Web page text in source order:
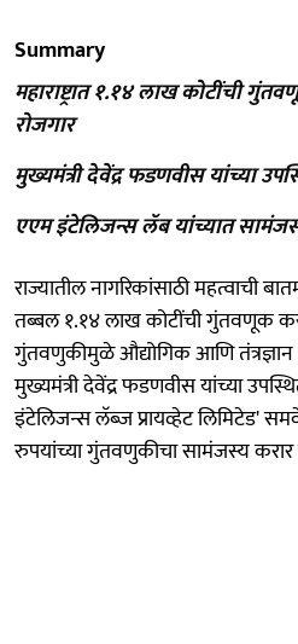
Summary
महाराष्ट्रात १.१४ लाख कोटींची
रोजगार
मुख्यमंत्री देवेंद्र फडणवीस यांच्या
एएम इंटेलिजन्स लॅब यांच्यात
राज्यातील नागरिकांसाठी महत्वाची
तब्बल १.१४ लाख कोटींची गुंतवणूक
गुंतवणुकीमुळे औद्योगिक आणि तंत्रज्ञान
मुख्यमंत्री देवेंद्र फडणवीस यांच्या
इंटेलिजन्स लॅब्ज प्रायव्हेट लिमिटेड'
रुपयांच्या गुंतवणुकीचा सामंजस्य करार